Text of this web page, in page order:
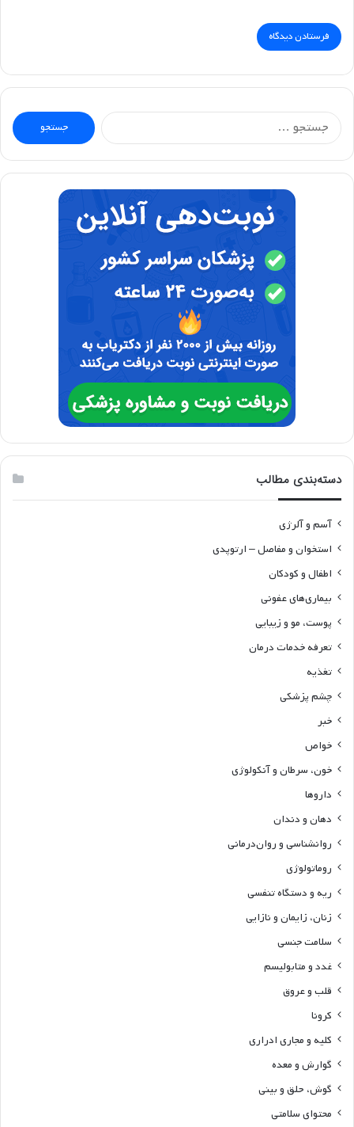
جستجو
برای:
دسته‌بندی مطالب
آسم و آلرژی
استخوان و مفاصل – ارتوپدی
اطفال و کودکان
بیماری‌های عفونی
پوست، مو و زیبایی
تعرفه خدمات درمان
تغذیه
چشم پزشکی
خبر
خواص
خون، سرطان و آنکولوژی
داروها
دهان و دندان
روانشناسی و روان‌درمانی
روماتولوژی
ریه و دستگاه تنفسی
زنان، زایمان و نازایی
سلامت جنسی
غدد و متابولیسم
قلب و عروق
کرونا
کلیه و مجاری ادراری
گوارش و معده
گوش، حلق و بینی
محتوای سلامتی